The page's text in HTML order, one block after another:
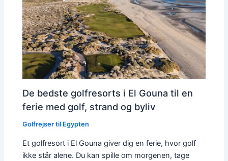
De bedste golfresorts i El Gouna til en
ferie med golf, strand og byliv
Golfrejser til Egypten
Et golfresort i El Gouna giver dig en ferie, hvor golf
ikke står alene. Du kan spille om morgenen, tage